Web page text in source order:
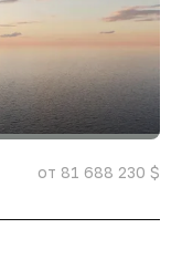
от 81 688 230 $